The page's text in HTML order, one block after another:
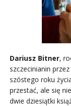
Dariusz Bitner,
szczecinianin
szóstego roku
przestać, ale się
dwie dziesiątki